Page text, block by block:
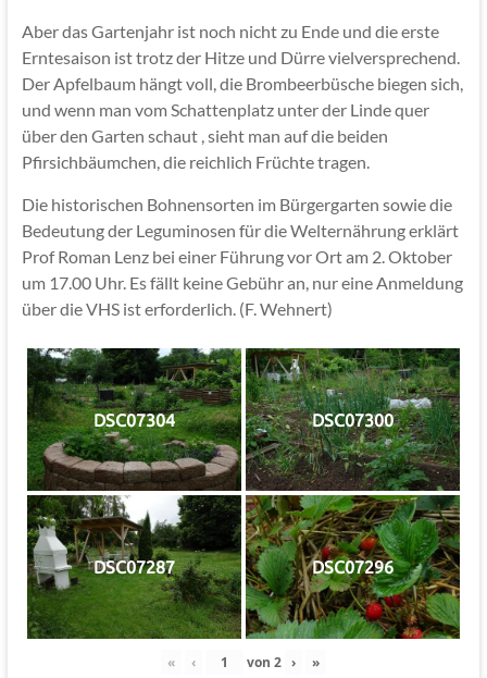
Aber das Gartenjahr ist noch nicht zu Ende und die erste
Erntesaison ist trotz der Hitze und Dürre vielversprechend.
Der Apfelbaum hängt voll, die Brombeerbüsche biegen sich,
und wenn man vom Schattenplatz unter der Linde quer
über den Garten schaut , sieht man auf die beiden
Pfirsichbäumchen, die reichlich Früchte tragen.
Die historischen Bohnensorten im Bürgergarten sowie die
Bedeutung der Leguminosen für die Welternährung erklärt
Prof Roman Lenz bei einer Führung vor Ort am 2. Oktober
um 17.00 Uhr. Es fällt keine Gebühr an, nur eine Anmeldung
über die VHS ist erforderlich. (F. Wehnert)
DSC07304 DSC07300
DSC07287 DSC07296
« ‹ von 2 › »